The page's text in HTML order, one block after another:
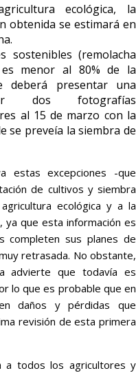
ecológica, la
obtenida se estimará en
sostenibles (remolacha
menor al 80% de la
deberá presentar una
dos fotografías
al 15 de marzo con la
se preveía la siembra de
estas excepciones -que
de cultivos y siembra
ecológica y a la
ya que esta información es
completen sus planes de
retrasada. No obstante,
advierte que todavía es
lo que es probable que en
daños y pérdidas que
revisión de esta primera
a todos los agricultores y